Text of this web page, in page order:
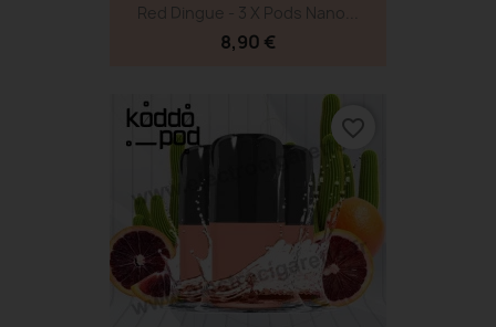
Red Dingue - 3 X Pods Nano...
8,90 €
favorite_border